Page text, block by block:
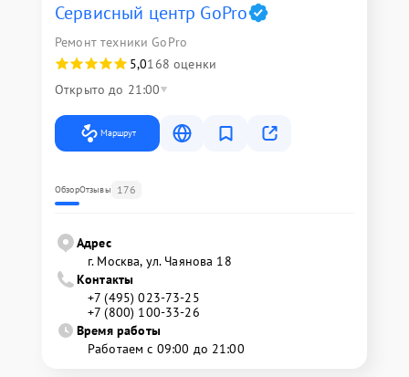
Сервисный центр GoPro
Ремонт техники GoPro
5,0168 оценки
Открыто до 21:00
Маршрут
ОбзорОтзывы 176
Адрес
г. Москва, ул. Чаянова 18
Контакты
+7 (495) 023-73-25
+7 (800) 100-33-26
Время работы
Работаем с 09:00 до 21:00